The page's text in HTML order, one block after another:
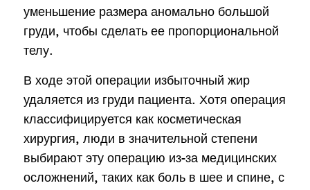
уменьшение размера аномально большой
груди, чтобы сделать ее пропорциональной
телу.
В ходе этой операции избыточный жир
удаляется из груди пациента. Хотя операция
классифицируется как косметическая
хирургия, люди в значительной степени
выбирают эту операцию из-за медицинских
осложнений, таких как боль в шее и спине, с